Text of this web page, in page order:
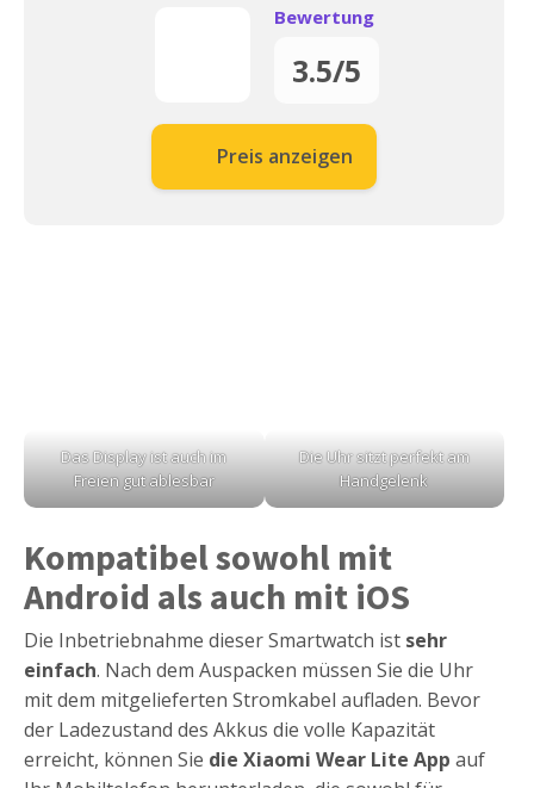
Bewertung
3.5/5
Preis anzeigen
Das Display ist auch im
Freien gut ablesbar
Die Uhr sitzt perfekt am
Handgelenk
Kompatibel sowohl mit
Android als auch mit iOS
Die Inbetriebnahme dieser Smartwatch ist sehr
einfach. Nach dem Auspacken müssen Sie die Uhr
mit dem mitgelieferten Stromkabel aufladen. Bevor
der Ladezustand des Akkus die volle Kapazität
erreicht, können Sie die Xiaomi Wear Lite App auf